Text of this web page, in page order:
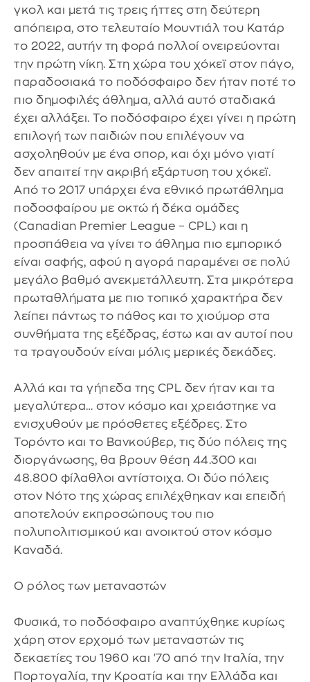
γκολ και μετά τις τρεις ήττες στη δεύτερη
απόπειρα, στο τελευταίο Μουντιάλ του Κατάρ
το 2022, αυτήν τη φορά πολλοί ονειρεύονται
την πρώτη νίκη. Στη χώρα του χόκεϊ στον πάγο,
παραδοσιακά το ποδόσφαιρο δεν ήταν ποτέ το
πιο δημοφιλές άθλημα, αλλά αυτό σταδιακά
έχει αλλάξει. Το ποδόσφαιρο έχει γίνει η πρώτη
επιλογή των παιδιών που επιλέγουν να
ασχοληθούν με ένα σπορ, και όχι μόνο γιατί
δεν απαιτεί την ακριβή εξάρτυση του χόκεϊ.
Από το 2017 υπάρχει ένα εθνικό πρωτάθλημα
ποδοσφαίρου με οκτώ ή δέκα ομάδες
(Canadian Premier League – CPL) και η
προσπάθεια να γίνει το άθλημα πιο εμπορικό
είναι σαφής, αφού η αγορά παραμένει σε πολύ
μεγάλο βαθμό ανεκμετάλλευτη. Στα μικρότερα
πρωταθλήματα με πιο τοπικό χαρακτήρα δεν
λείπει πάντως το πάθος και το χιούμορ στα
συνθήματα της εξέδρας, έστω και αν αυτοί που
τα τραγουδούν είναι μόλις μερικές δεκάδες.
Αλλά και τα γήπεδα της CPL δεν ήταν και τα
μεγαλύτερα… στον κόσμο και χρειάστηκε να
ενισχυθούν με πρόσθετες εξέδρες. Στο
Τορόντο και το Βανκούβερ, τις δύο πόλεις της
διοργάνωσης, θα βρουν θέση 44.300 και
48.800 φίλαθλοι αντίστοιχα. Οι δύο πόλεις
στον Νότο της χώρας επιλέχθηκαν και επειδή
αποτελούν εκπροσώπους του πιο
πολυπολιτισμικού και ανοικτού στον κόσμο
Καναδά.
Ο ρόλος των μεταναστών
Φυσικά, το ποδόσφαιρο αναπτύχθηκε κυρίως
χάρη στον ερχομό των μεταναστών τις
δεκαετίες του 1960 και '70 από την Ιταλία, την
Πορτογαλία, την Κροατία και την Ελλάδα και